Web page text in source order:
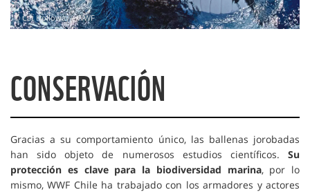
© Cat Holloway / WWF
CONSERVACIÓN
Gracias a su comportamiento único, las ballenas jorobadas
han sido objeto de numerosos estudios científicos. Su
protección es clave para la biodiversidad marina, por lo
mismo, WWF Chile ha trabajado con los armadores y actores